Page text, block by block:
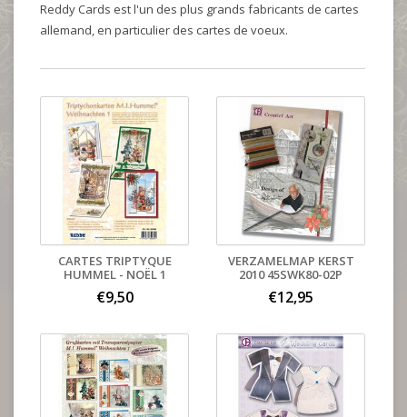
Reddy Cards est l'un des plus grands fabricants de cartes
allemand, en particulier des cartes de voeux.
CARTES TRIPTYQUE
HUMMEL - NOËL 1
€9,50
VERZAMELMAP KERST
2010 45SWK80-02P
€12,95